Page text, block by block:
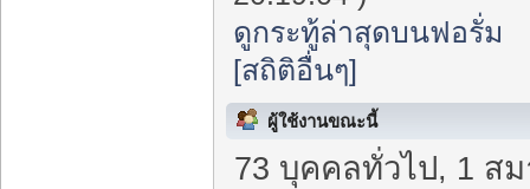
ดูกระทู้ล่าสุดบนฟอรั่ม
[สถิติอื่นๆ]
ผู้ใช้งานขณะนี้
73 บุคคลทั่วไป, 1 ส